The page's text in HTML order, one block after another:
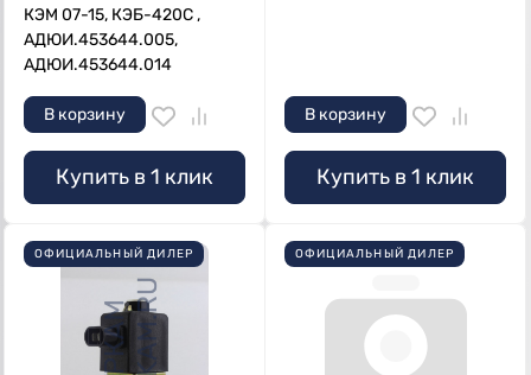
КЭМ 07-15, КЭБ-420С ,
АДЮИ.453644.005,
АДЮИ.453644.014
В корзину
Купить в 1 клик
В корзину
Купить в 1 клик
ОФИЦИАЛЬНЫЙ ДИЛЕР ОФИЦИАЛЬНЫЙ ДИЛЕР